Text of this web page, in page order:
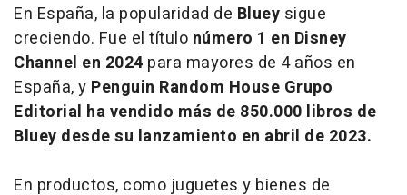
En España, la popularidad de Bluey sigue
creciendo. Fue el título número 1 en Disney
Channel en 2024 para mayores de 4 años en
España, y Penguin Random House Grupo
Editorial ha vendido más de 850.000 libros de
Bluey desde su lanzamiento en abril de 2023.
En productos, como juguetes y bienes de